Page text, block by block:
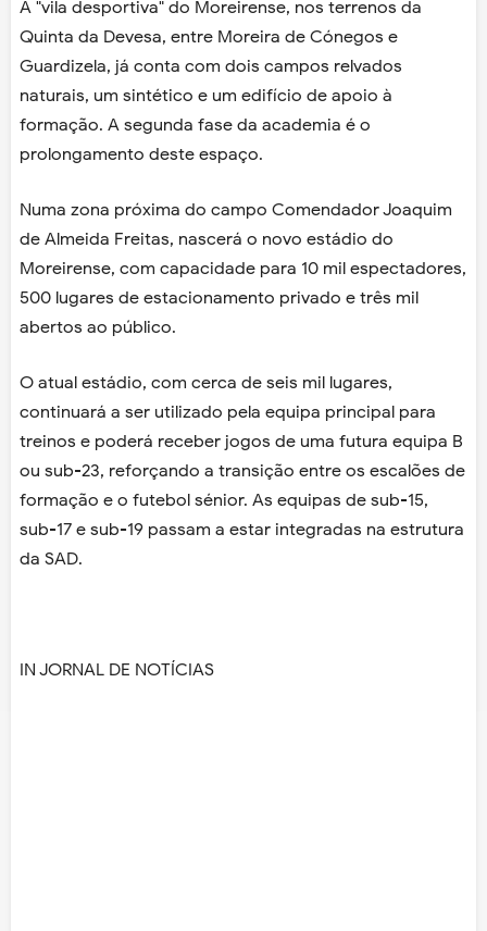
A "vila desportiva" do Moreirense, nos terrenos da
Quinta da Devesa, entre Moreira de Cónegos e
Guardizela, já conta com dois campos relvados
naturais, um sintético e um edifício de apoio à
formação. A segunda fase da academia é o
prolongamento deste espaço.
Numa zona próxima do campo Comendador Joaquim
de Almeida Freitas, nascerá o novo estádio do
Moreirense, com capacidade para 10 mil espectadores,
500 lugares de estacionamento privado e três mil
abertos ao público.
O atual estádio, com cerca de seis mil lugares,
continuará a ser utilizado pela equipa principal para
treinos e poderá receber jogos de uma futura equipa B
ou sub-23, reforçando a transição entre os escalões de
formação e o futebol sénior. As equipas de sub-15,
sub-17 e sub-19 passam a estar integradas na estrutura
da SAD.
IN JORNAL DE NOTÍCIAS